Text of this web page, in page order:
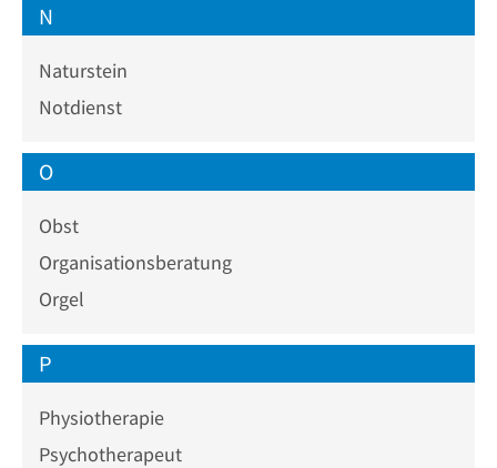
N
Naturstein
Notdienst
O
Obst
Organisationsberatung
Orgel
P
Physiotherapie
Psychotherapeut